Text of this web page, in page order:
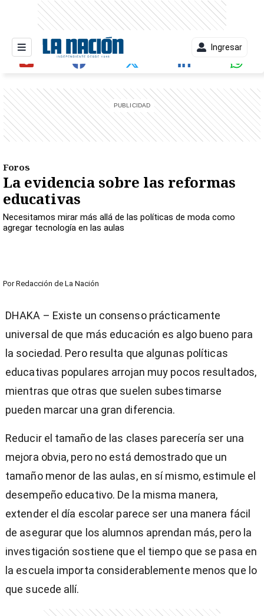
Ingresar
Foros
La evidencia sobre las reformas
educativas
Necesitamos mirar más allá de las políticas de moda como
agregar tecnología en las aulas
Por Redacción de La Nación
DHAKA – Existe un consenso prácticamente
universal de que más educación es algo bueno para
la sociedad. Pero resulta que algunas políticas
educativas populares arrojan muy pocos resultados,
mientras que otras que suelen subestimarse
pueden marcar una gran diferencia.
Reducir el tamaño de las clases parecería ser una
mejora obvia, pero no está demostrado que un
tamaño menor de las aulas, en sí mismo, estimule el
desempeño educativo. De la misma manera,
extender el día escolar parece ser una manera fácil
de asegurar que los alumnos aprendan más, pero la
investigación sostiene que el tiempo que se pasa en
la escuela importa considerablemente menos que lo
que sucede allí.